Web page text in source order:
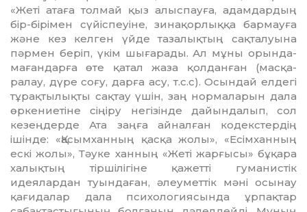
«Же­ті атаға толмай қыз алыспауға, адам­дар­дың
бір-бірімен сүйіспеуіне, зина­қор­лық­қа бармауға
және кез келген үйде та­залықтың сақталуына
пәрмен беріп, үкім шығарады. Ал мұны орында­
ма­ған­дар­ға өте қатал жаза қолданған (мас­қа­
ралау, дүре соғу, дарға асу, т.с.с). Осындай елдегі
тұрақтылықты сақтау үшін, заң нор­маларын дала
өркениетіне сіңіру не­гізінде дайындалып, сол
кезеңдерде Ата заңға айналған кодекстердің
ішінде: «Қасымханның қасқа жолы», «Есімханның
ескі жолы», Тәуке ханның «Жеті жарғысы» бұ­қара
халықтың тіршілігіне қажетті гу­манистік
идеялардан туындаған, әлеу­меттік мәні осынау
қағидалар дала пси­хологиясында ұрпақтар